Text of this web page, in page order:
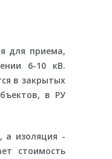
для приема,
6-10 кВ.
в закрытых
в РУ
а изоляция -
стоимость